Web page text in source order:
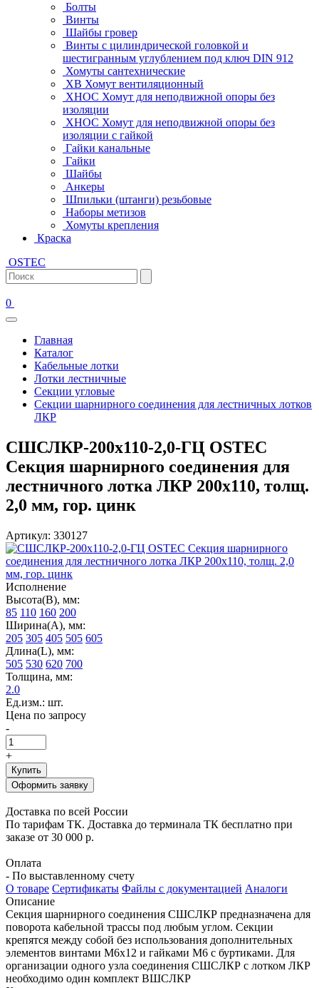
Болты
Винты
Шайбы гровер
Винты с цилиндрической головкой и
шестигранным углублением под ключ DIN 912
Хомуты сантехнические
ХВ Хомут вентиляционный
ХНОС Хомут для неподвижной опоры без
изоляции
ХНОС Хомут для неподвижной опоры без
изоляции с гайкой
Гайки канальные
Гайки
Шайбы
Анкеры
Шпильки (штанги) резьбовые
Наборы метизов
Хомуты крепления
Краска
OSTEC
0
Главная
Каталог
Кабельные лотки
Лотки лестничные
Секции угловые
Секции шарнирного соединения для лестничных лотков
ЛКР
СШСЛКР-200х110-2,0-ГЦ OSTEC
Секция шарнирного соединения для
лестничного лотка ЛКР 200х110, толщ.
2,0 мм, гор. цинк
Артикул: 330127
Исполнение
Высота(В), мм:
85 110 160 200
Ширина(А), мм:
205 305 405 505 605
Длина(L), мм:
505 530 620 700
Толщина, мм:
2.0
Ед.изм.: шт.
Цена по запросу
-
+
Купить
Оформить заявку
Доставка по всей России
По тарифам ТК. Доставка до терминала ТК бесплатно при
заказе от 30 000 р.
Оплата
- По выставленному счету
О товаре Сертификаты Файлы с документацией Аналоги
Описание
Секция шарнирного соединения СШСЛКР предназначена для
поворота кабельной трассы под любым углом. Секции
крепятся между собой без использования дополнительных
элементов винтами М6х12 и гайками М6 с буртиками. Для
организации одного узла соединения СШСЛКР с лотком ЛКР
необходимо один комплект ВШСЛКР